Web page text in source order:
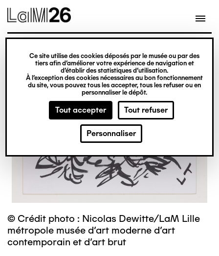
Gestion des cookies
Ce site utilise des cookies déposés par le musée ou par des
tiers afin d’améliorer votre expérience de navigation et
d’établir des statistiques d’utilisation.
À l’exception des cookies nécessaires au bon fonctionnement
du site, vous pouvez tous les accepter, tous les refuser ou en
personnaliser le dépôt.
Tout accepter Tout refuser
Personnaliser
contenu
© Crédit photo : Nicolas Dewitte/LaM Lille
métropole musée d’art moderne d’art
contemporain et d’art brut